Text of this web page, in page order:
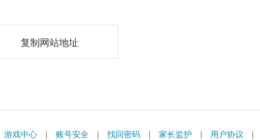
复制网站地址
游戏中心 账号安全 找回密码 家长监护 用户协议